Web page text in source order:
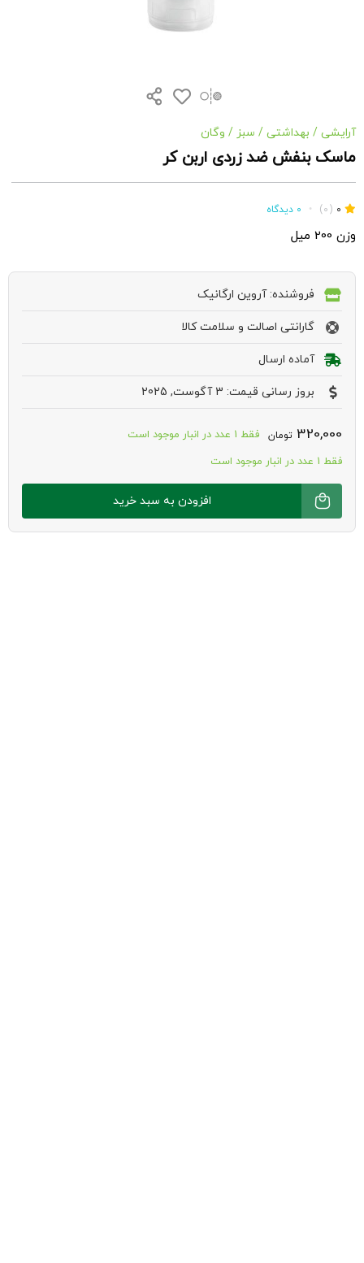
آرایشی / بهداشتی / سبز / وگان
ماسک بنفش ضد زردی اربن کر
0
(0)
• 0 دیدگاه
وزن 200 میل
فروشنده: آروین ارگانیک
گارانتی اصالت و سلامت کالا
آماده ارسال
بروز رسانی قیمت: 3 آگوست, 2025
320,000 تومان
فقط 1 عدد در انبار موجود است
فقط 1 عدد در انبار موجود است
ماسک
بنفش
ضد
افزودن به سبد خرید